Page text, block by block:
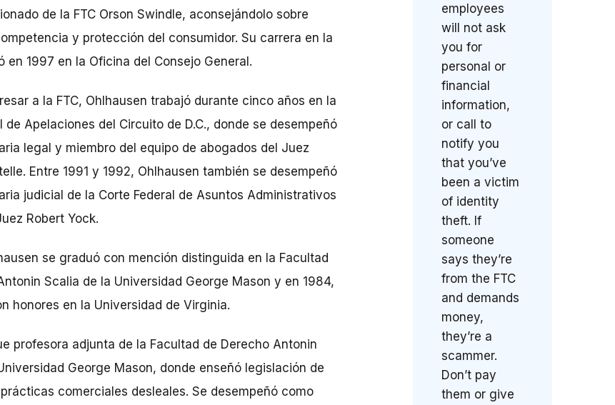
de la FTC Orson Swindle, aconsejándolo sobre
y protección del consumidor. Su carrera en la
en 1997 en la Oficina del Consejo General.
a la FTC, Ohlhausen trabajó durante cinco años en la
de Apelaciones del Circuito de D.C., donde se desempeñó
legal y miembro del equipo de abogados del Juez
Entre 1991 y 1992, Ohlhausen también se desempeñó
judicial de la Corte Federal de Asuntos Administrativos
Robert Yock.
se graduó con mención distinguida en la Facultad
Scalia de la Universidad George Mason y en 1984,
honores en la Universidad de Virginia.
profesora adjunta de la Facultad de Derecho Antonin
George Mason, donde enseñó legislación de
comerciales desleales. Se desempeñó como
employees
will not ask
you for
personal or
financial
information,
or call to
notify you
that you’ve
been a victim
of identity
theft. If
someone
says they’re
from the FTC
and demands
money,
they’re a
scammer.
Don’t pay
them or give